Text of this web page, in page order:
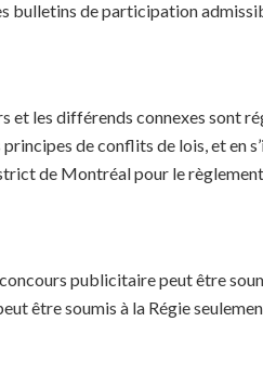
bulletins de participation
et les différends connexes sont
de conflits de lois, et en
de Montréal pour le
publicitaire peut être
être soumis à la Régie